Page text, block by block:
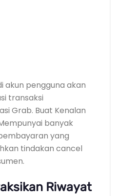
akun pengguna akan
transaksi
Grab. Buat Kenalan
banyak
yang
tindakan cancel
Riwayat